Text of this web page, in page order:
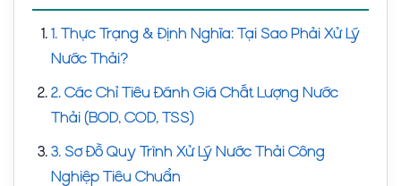
1. Thực Trạng & Định Nghĩa: Tại Sao Phải Xử Lý
Nước Thải?
2. Các Chỉ Tiêu Đánh Giá Chất Lượng Nước
Thải (BOD, COD, TSS)
3. Sơ Đồ Quy Trình Xử Lý Nước Thải Công
Nghiệp Tiêu Chuẩn